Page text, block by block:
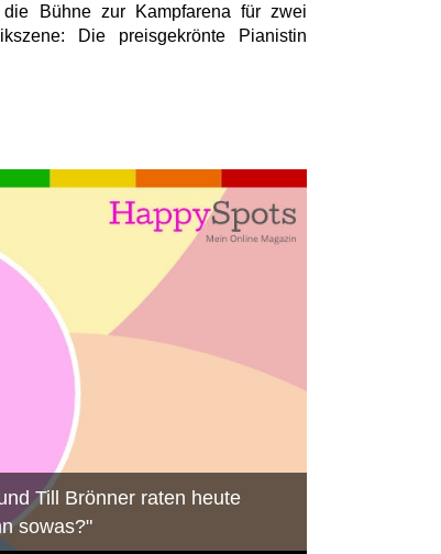
Bühne zur Kampfarena für zwei
Die preisgekrönte Pianistin
Till Brönner raten heute
sowas?"